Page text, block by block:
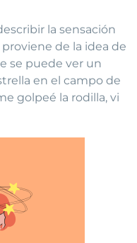
la sensación
proviene de la idea de
se puede ver un
en el campo de
golpeé la rodilla, vi